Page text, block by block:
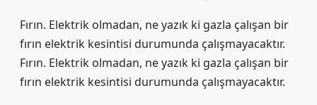
Fırın. Elektrik olmadan, ne yazık ki gazla çalışan bir
fırın elektrik kesintisi durumunda çalışmayacaktır.
Fırın. Elektrik olmadan, ne yazık ki gazla çalışan bir
fırın elektrik kesintisi durumunda çalışmayacaktır.